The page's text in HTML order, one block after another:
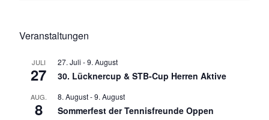
Veranstaltungen
JULI
27
27. Juli -9. August
30. Lücknercup & STB-Cup Herren Aktive
AUG.
8
8. August-9. August
Sommerfest der Tennisfreunde Oppen